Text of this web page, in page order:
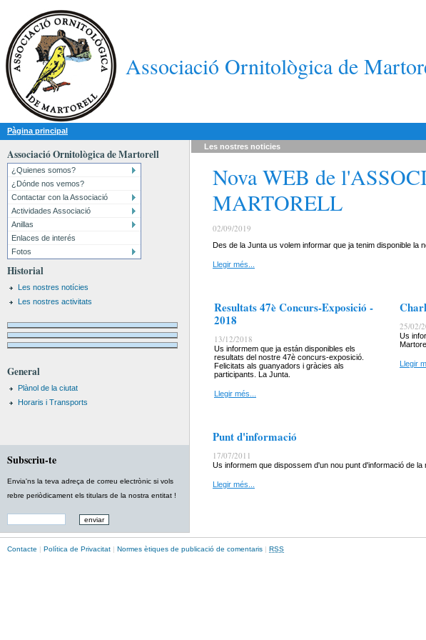
Associació Ornitològica de
Pàgina principal
Associació Ornitològica de Martorell
¿Quienes somos?
¿Dónde nos vemos?
Contactar con la Associació
Actividades Associació
Anillas
Enlaces de interés
Fotos
Historial
Les nostres notícies
Les nostres activitats
General
Plànol de la ciutat
Horaris i Transports
Subscriu-te
Envia'ns la teva adreça de correu electrònic si vols
rebre periòdicament els titulars de la nostra entitat !
Les nostres noticies
Nova WEB de
MARTORELL
02/09/2019
Des de la Junta us volem informar que ja tenim disponible la
Llegir més...
Resultats 47è Concurs-Exposició -
2018
13/12/2018
Us informem que ja están disponibles els
resultats del nostre 47è concurs-exposició.
Felicitats als guanyadors i gràcies als
participants. La Junta.
Llegir més...
25/02/
Us
Llegir
Punt d'informació
17/07/2011
Us informem que dispossem d'un nou punt d'informació de
Llegir més...
Contacte | Política de Privacitat | Normes ètiques de publicació de comentaris | RSS